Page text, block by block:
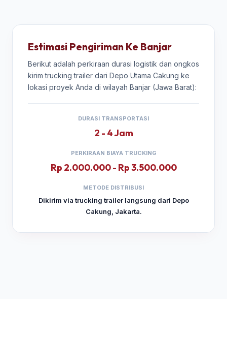
Estimasi Pengiriman Ke Banjar
Berikut adalah perkiraan durasi logistik dan ongkos
kirim trucking trailer dari Depo Utama Cakung ke
lokasi proyek Anda di wilayah Banjar (Jawa Barat):
DURASI TRANSPORTASI
2 - 4 Jam
PERKIRAAN BIAYA TRUCKING
Rp 2.000.000 - Rp 3.500.000
METODE DISTRIBUSI
Dikirim via trucking trailer langsung dari Depo
Cakung, Jakarta.